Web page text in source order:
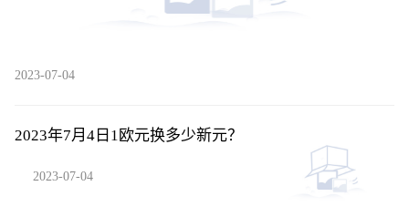
2023-07-04
2023年7月4日1欧元换多少新元？
2023-07-04